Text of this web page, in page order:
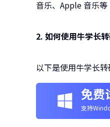
音乐、Apple 音乐等
2. 如何使用牛学长
以下是使用牛学长
免费
支持